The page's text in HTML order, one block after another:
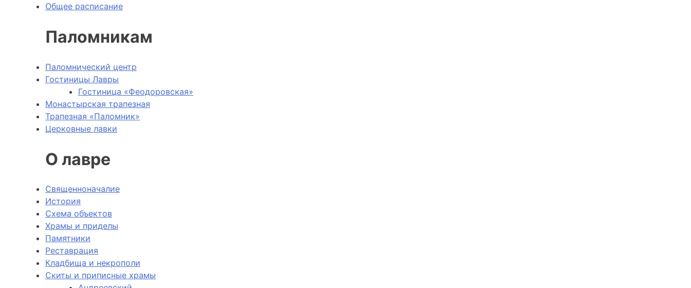
Общее расписание
Паломникам
Паломнический центр
Гостиницы Лавры
Гостиница «Феодоровская»
Монастырская трапезная
Трапезная «Паломник»
Церковные лавки
О лавре
Священноначалие
История
Схема объектов
Храмы и приделы
Памятники
Реставрация
Кладбища и некрополи
Скиты и приписные храмы